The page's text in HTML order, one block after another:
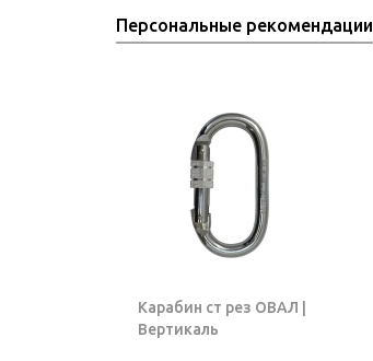
Персональные рекомендации
Карабин ст рез ОВАЛ |
Вертикаль